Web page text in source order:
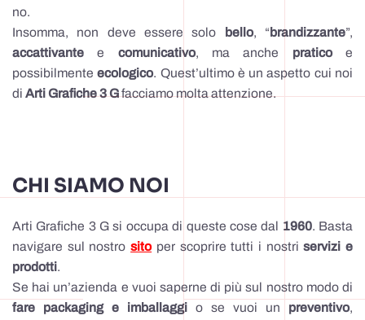
no.
Insomma, non deve essere solo
bello, “ brandizzante”,
accattivante e comunicativo, ma anche praticoe
possibilmenteecologico. Quest’ultimo è un aspetto cui noi
di Arti Grafiche 3 Gfacciamo molta attenzione.
CHI SIAMO NOI
Arti Grafiche 3 G si occupa di queste cose dal 1960. Basta
navigare sul nostrositoper scoprire tutti i nostriservizi e
prodotti.
Se hai un’azienda e vuoi saperne di più sul nostro modo di
fare packaging e imballaggi o se vuoi un preventivo,